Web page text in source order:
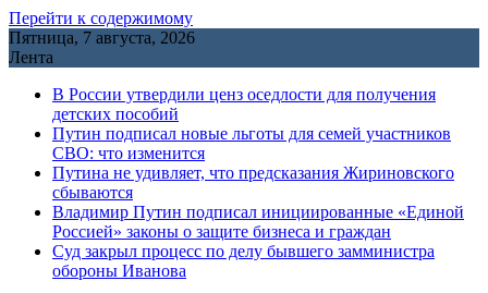
Перейти к содержимому
Пятница, 7 августа, 2026
Лента
В России утвердили ценз оседлости для получения
детских пособий
Путин подписал новые льготы для семей участников
СВО: что изменится
Путина не удивляет, что предсказания Жириновского
сбываются
Владимир Путин подписал инициированные «Единой
Россией» законы о защите бизнеса и граждан
Cуд закрыл процесс по делу бывшего замминистра
обороны Иванова